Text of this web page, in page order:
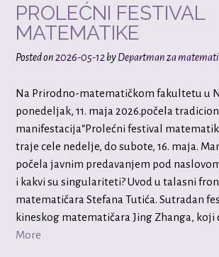
PROLEĆNI FESTIVAL
MATEMATIKE
Posted on2026-05-12byDepartman za
Na Prirodno-matematičkom fakultetu u
ponedeljak, 11. maja 2026.počela
manifestacija“Prolećni festival
traje cele nedelje, do subote, 16. maja.
počela javnim predavanjem pod
i kakvi su singulariteti? Uvod u talasni
matematičara Stefana Tutića. Sutradan
kineskog matematičara Jing Zhanga, koji
More